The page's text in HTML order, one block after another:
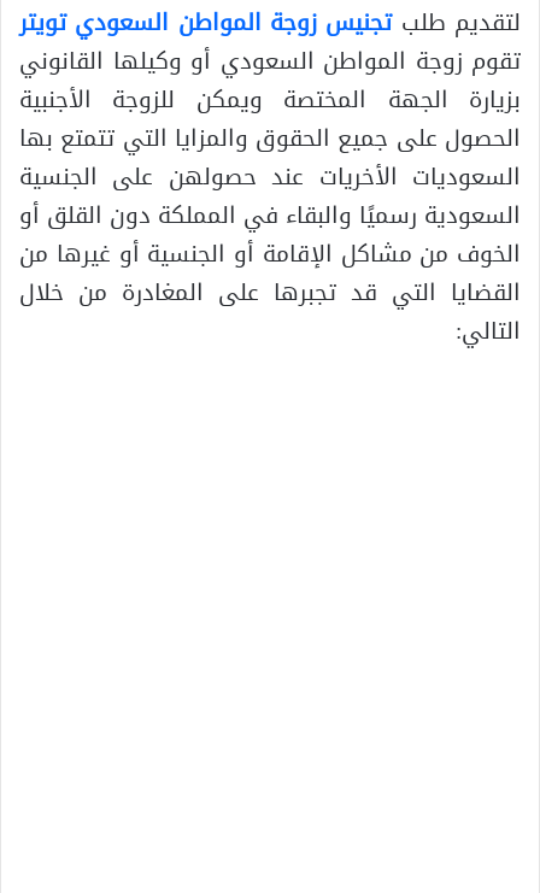
لتقديم طلب تجنيس زوجة المواطن السعودي تويتر
تقوم زوجة المواطن السعودي أو وكيلها القانوني
بزيارة الجهة المختصة ويمكن للزوجة الأجنبية
الحصول على جميع الحقوق والمزايا التي تتمتع بها
السعوديات الأخريات عند حصولهن على الجنسية
السعودية رسميًا والبقاء في المملكة دون القلق أو
الخوف من مشاكل الإقامة أو الجنسية أو غيرها من
القضايا التي قد تجبرها على المغادرة من خلال
التالي: